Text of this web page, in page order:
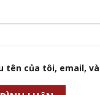
tên của tôi, email,